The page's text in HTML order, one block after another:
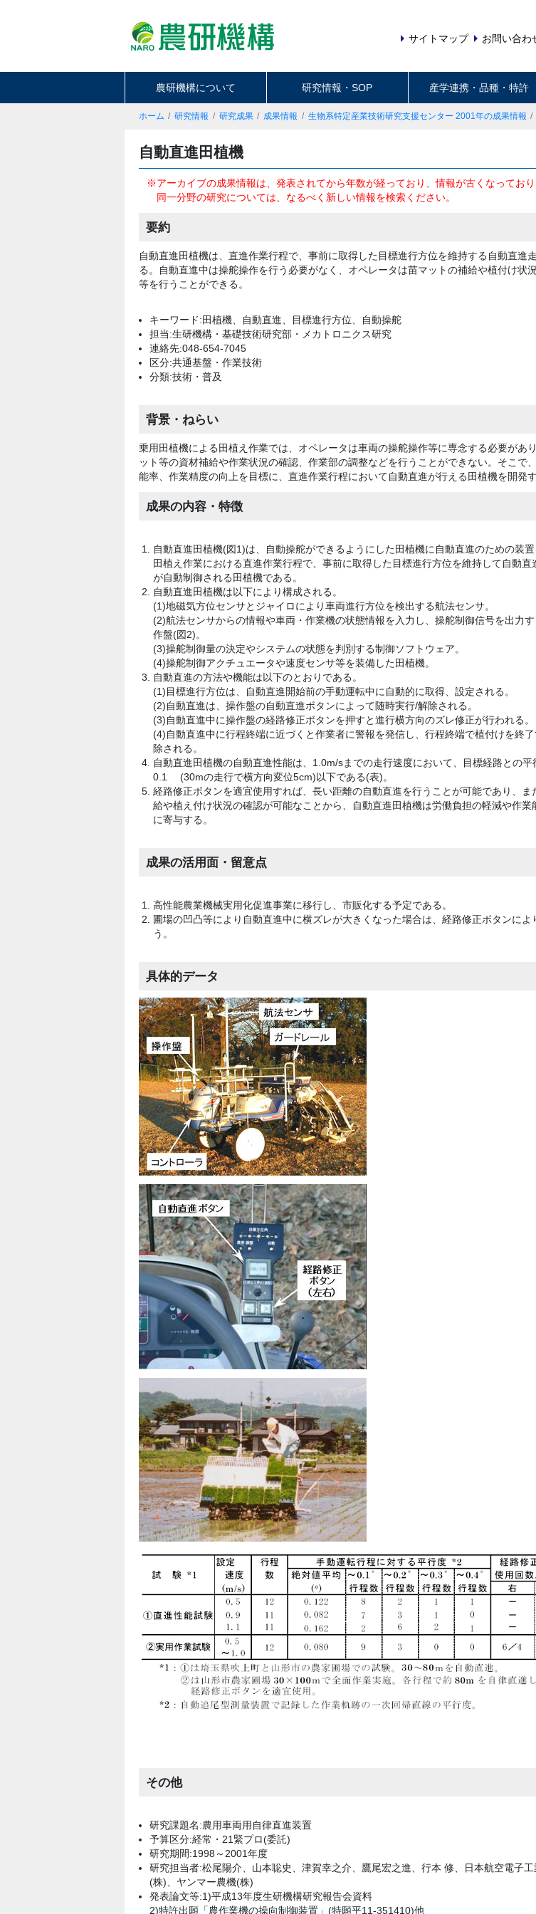
サイトマップ お問い合わ
農研機構について 研究情報・SOP 産学連携・品種・特許
ホーム 研究情報 研究成果 成果情報 生物系特定産業技術研究支援センター 2001年の成果情報
自動直進田植機
※アーカイブの成果情報は、発表されてから年数が経っており、情報が古くなっており
同一分野の研究については、なるべく新しい情報を検索ください。
要約
自動直進田植機は、直進作業行程で、事前に取得した目標進行方位を維持する自動直進
る。自動直進中は操舵操作を行う必要がなく、オペレータは苗マットの補給や植付け状
等を行うことができる。
キーワード:田植機、自動直進、目標進行方位、自動操舵
担当:生研機構・基礎技術研究部・メカトロニクス研究
連絡先:048-654-7045
区分:共通基盤・作業技術
分類:技術・普及
背景・ねらい
乗用田植機による田植え作業では、オペレータは車両の操舵操作等に専念する必要があ
ット等の資材補給や作業状況の確認、作業部の調整などを行うことができない。そこで
能率、作業精度の向上を目標に、直進作業行程において自動直進が行える田植機を開発す
成果の内容・特徴
自動直進田植機(図1)は、自動操舵ができるようにした田植機に自動直進のための装置
田植え作業における直進作業行程で、事前に取得した目標進行方位を維持して自動直
が自動制御される田植機である。
自動直進田植機は以下により構成される。
(1)地磁気方位センサとジャイロにより車両進行方位を検出する航法センサ。
(2)航法センサからの情報や車両・作業機の状態情報を入力し、操舵制御信号を出力
作盤(図2)。
(3)操舵制御量の決定やシステムの状態を判別する制御ソフトウェア。
(4)操舵制御アクチュエータや速度センサ等を装備した田植機。
自動直進の方法や機能は以下のとおりである。
(1)目標進行方位は、自動直進開始前の手動運転中に自動的に取得、設定される。
(2)自動直進は、操作盤の自動直進ボタンによって随時実行/解除される。
(3)自動直進中に操作盤の経路修正ボタンを押すと進行横方向のズレ修正が行われる。
(4)自動直進中に行程終端に近づくと作業者に警報を発信し、行程終端で植付けを終
除される。
自動直進田植機の自動直進性能は、1.0m/sまでの走行速度において、目標経路との
0.1 ゚(30mの走行で横方向変位5cm)以下である(表)。
経路修正ボタンを適宜使用すれば、長い距離の自動直進を行うことが可能であり、ま
給や植え付け状況の確認が可能なことから、自動直進田植機は労働負担の軽減や作業
に寄与する。
成果の活用面・留意点
高性能農業機械実用化促進事業に移行し、市販化する予定である。
圃場の凹凸等により自動直進中に横ズレが大きくなった場合は、経路修正ボタンによ
う。
具体的データ
その他
研究課題名:農用車両用自律直進装置
予算区分:経常・21緊プロ(委託)
研究期間:1998～2001年度
研究担当者:松尾陽介、山本聡史、津賀幸之介、鷹尾宏之進、行本 修、日本航空電子
(株)、ヤンマー農機(株)
発表論文等:1)平成13年度生研機構研究報告会資料
2)特許出願「農作業機の操向制御装置」(特願平11-351410)他